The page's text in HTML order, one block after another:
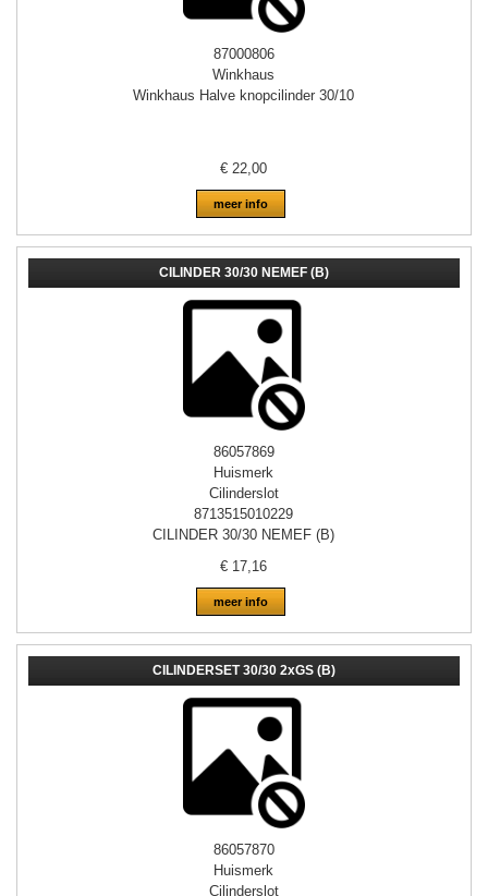
87000806
Winkhaus
Winkhaus Halve knopcilinder 30/10
€22,00
meer info
CILINDER 30/30 NEMEF (B)
86057869
Huismerk
Cilinderslot
8713515010229
CILINDER 30/30 NEMEF (B)
€ 17,16
meer info
CILINDERSET 30/30 2xGS (B)
86057870
Huismerk
Cilinderslot